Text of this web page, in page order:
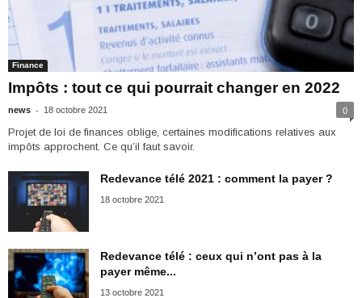
Finance
Impôts : tout ce qui pourrait changer en 2022
news - 18 octobre 2021 0
Projet de loi de finances oblige, certaines modifications relatives aux
impôts approchent. Ce qu’il faut savoir.
Redevance télé 2021 : comment la payer ?
18 octobre 2021
Redevance télé : ceux qui n’ont pas à la
payer même...
13 octobre 2021